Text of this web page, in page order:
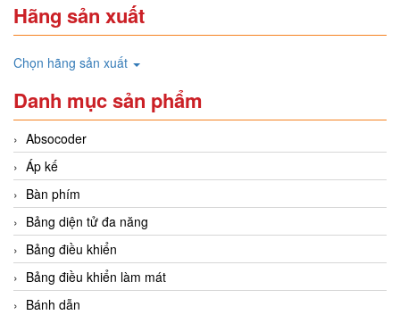
Hãng sản xuất
Chọn hãng sản xuất
Danh mục sản phẩm
Absocoder
Áp kế
Bàn phím
Bảng diện tử đa năng
Bảng điều khiển
Bảng điều khiển làm mát
Bánh dẫn